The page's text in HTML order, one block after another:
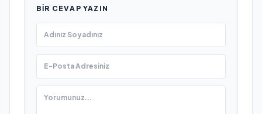
BIR CEVAP YAZIN